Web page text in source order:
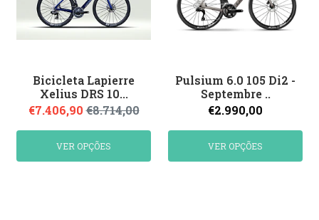
Bicicleta Lapierre
Xelius DRS 10...
€7.406,90 €8.714,00
VER OPÇÕES
Pulsium 6.0 105 Di2 -
Septembre ..
€2.990,00
VER OPÇÕES